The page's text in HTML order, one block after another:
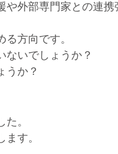
や外部専門家との連携
方向です。
ないでしょうか？
うか？
。
す。